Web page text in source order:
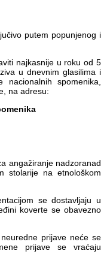
putem popunjenog i
najkasnije u roku od 5
u dnevnim glasilima i
spomenika,
na adresu:
angažiranje nadzoranad
stolarije na etnološkom
se dostavljaju u
koverte se obavezno
prijave neće se
prijave se vraćaju